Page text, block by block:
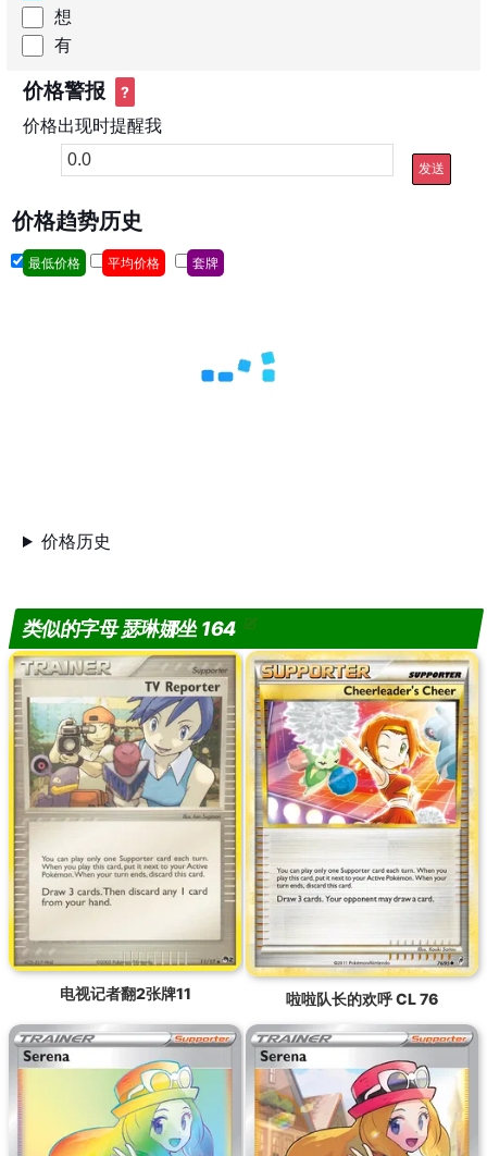
想
有
价格警报 ?
价格出现时提醒我
发送
价格趋势历史
最低价格 平均价格 套牌
价格历史
类似的字母 瑟琳娜坐 164
电视记者翻2张牌11 啦啦队长的欢呼 CL 76